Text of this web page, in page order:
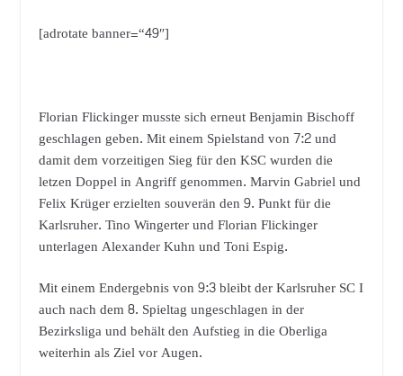
[adrotate banner=“49″]
Florian Flickinger musste sich erneut Benjamin Bischoff
geschlagen geben. Mit einem Spielstand von 7:2 und
damit dem vorzeitigen Sieg für den KSC wurden die
letzen Doppel in Angriff genommen. Marvin Gabriel und
Felix Krüger erzielten souverän den 9. Punkt für die
Karlsruher. Tino Wingerter und Florian Flickinger
unterlagen Alexander Kuhn und Toni Espig.
Mit einem Endergebnis von 9:3 bleibt der Karlsruher SC I
auch nach dem 8. Spieltag ungeschlagen in der
Bezirksliga und behält den Aufstieg in die Oberliga
weiterhin als Ziel vor Augen.